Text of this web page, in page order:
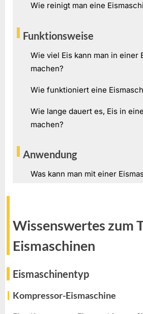
Wie reinigt man eine
Funktionsweise
Wie viel Eis kann man in einer
machen?
Wie funktioniert eine
Wie lange dauert es, Eis in
machen?
Anwendung
Was kann man mit einer
Wissenswertes zum
Eismaschinen
Eismaschinentyp
Kompressor-Eismaschine